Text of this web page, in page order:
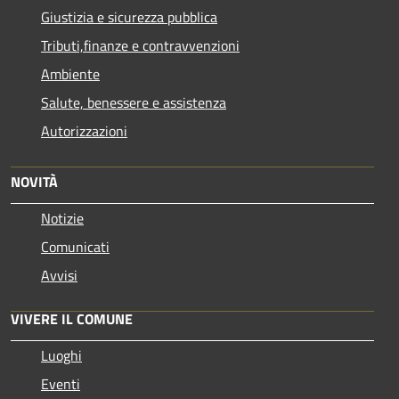
Giustizia e sicurezza pubblica
Tributi,finanze e contravvenzioni
Ambiente
Salute, benessere e assistenza
Autorizzazioni
NOVITÀ
Notizie
Comunicati
Avvisi
VIVERE IL COMUNE
Luoghi
Eventi